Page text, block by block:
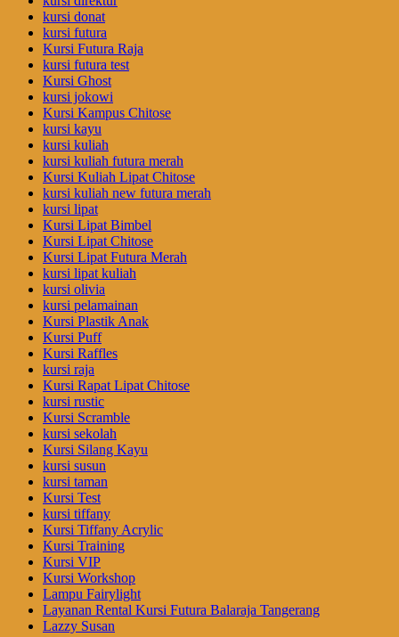
kursi donat
kursi futura
Kursi Futura Raja
kursi futura test
Kursi Ghost
kursi jokowi
Kursi Kampus Chitose
kursi kayu
kursi kuliah
kursi kuliah futura merah
Kursi Kuliah Lipat Chitose
kursi kuliah new futura merah
kursi lipat
Kursi Lipat Bimbel
Kursi Lipat Chitose
Kursi Lipat Futura Merah
kursi lipat kuliah
kursi olivia
kursi pelamainan
Kursi Plastik Anak
Kursi Puff
Kursi Raffles
kursi raja
Kursi Rapat Lipat Chitose
kursi rustic
Kursi Scramble
kursi sekolah
Kursi Silang Kayu
kursi susun
kursi taman
Kursi Test
kursi tiffany
Kursi Tiffany Acrylic
Kursi Training
Kursi VIP
Kursi Workshop
Lampu Fairylight
Layanan Rental Kursi Futura Balaraja Tangerang
Lazzy Susan